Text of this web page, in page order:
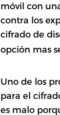
móvil con
contra los
cifrado de
opción mas
Uno de los
para el
es malo